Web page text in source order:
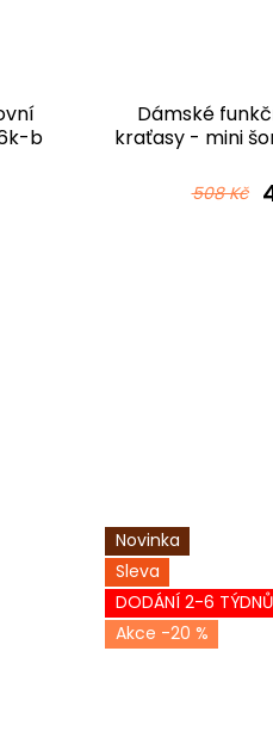
b
Dámské
kraťasy - mini
508 Kč
Novinka
Sleva
DODÁNÍ 2-6 TÝDNŮ
-20 %